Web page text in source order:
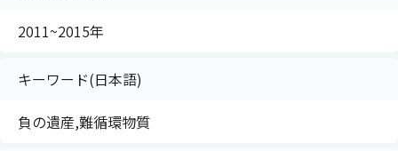
2011~2015年
キーワード(日本語)
負の遺産,難循環物質